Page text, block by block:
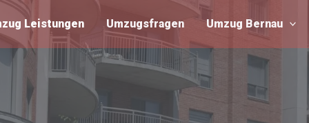
Leistungen Umzugsfragen Umzug Bernau